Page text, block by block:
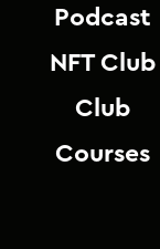
Podcast
NFT Club
Club
Courses